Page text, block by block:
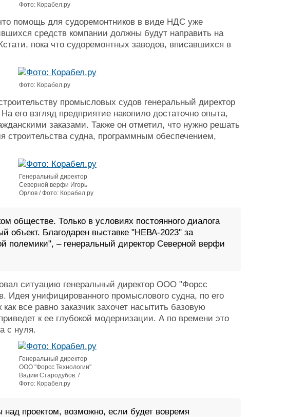
Фото: Корабел.ру
помощь для судоремонтников в виде НДС уже
средств компании должны будут направить на
пока что судоремонтных заводов, вписавшихся в
Фото: Корабел.ру
промысловых судов генеральный директор
его взгляд предприятие накопило достаточно опыта,
заказами. Также он отметил, что нужно решать
строительства судна, программным обеспечением,
Генеральный директор
Северной верфи Игорь
Орлов / Фото: Корабел.ру
обществе. Только в условиях постоянного диалога
объект. Благодарен выставке "НЕВА-2023" за
полемики", – генеральный директор Северной верфи
ситуацию генеральный директор ООО "Форсс
Идея унифицированного промыслового судна, по его
все равно заказчик захочет насытить базовую
к ее глубокой модернизации. А по времени это
с нуля.
Генеральный директор
ООО "Форсс Технологии"
Вадим Стародубов. /
Фото: Корабел.ру
над проектом, возможно, если будет вовремя